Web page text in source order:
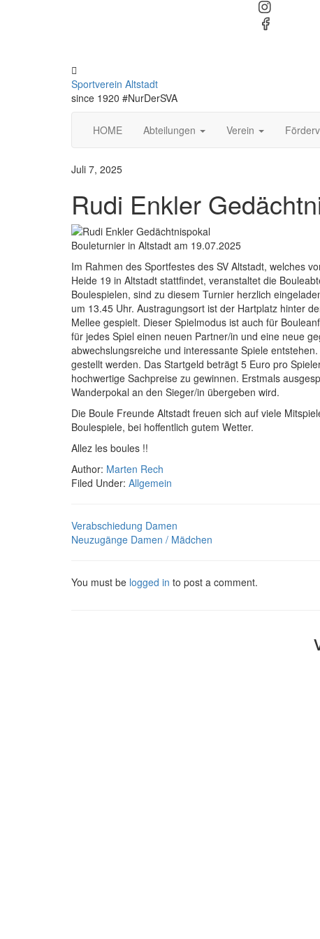
Sportverein Altstadt
since 1920 #NurDerSVA
HOME Abteilungen Verein
Juli 7, 2025
Rudi Enkler
Bouleturnier in Altstadt am 19.07.2025
Im Rahmen des Sportfestes des SV Altstadt, welches
Heide 19 in Altstadt stattfindet, veranstaltet die
Boulespielen, sind zu diesem Turnier herzlich
um 13.45 Uhr. Austragungsort ist der Hartplatz hinter
Mellee gespielt. Dieser Spielmodus ist auch für
für jedes Spiel einen neuen Partner/in und eine neue
abwechslungsreiche und interessante Spiele
gestellt werden. Das Startgeld beträgt 5 Euro pro
hochwertige Sachpreise zu gewinnen. Erstmals
Wanderpokal an den Sieger/in übergeben wird.
Die Boule Freunde Altstadt freuen sich auf viele
Boulespiele, bei hoffentlich gutem Wetter.
Allez les boules !!
Author: Marten Rech
Filed Under: Allgemein
Verabschiedung Damen
Neuzugänge Damen / Mädchen
You must be logged in to post a comment.